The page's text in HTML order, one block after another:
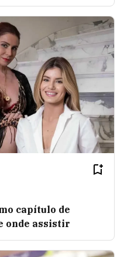
capítulo de
onde assistir